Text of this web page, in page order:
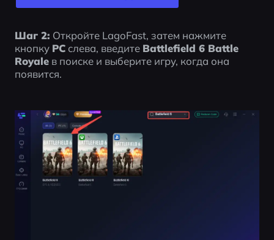
Шаг 2: Откройте LagoFast, затем нажмите
кнопку PC слева, введите Battlefield 6 Battle
Royale в поиске и выберите игру, когда она
появится.